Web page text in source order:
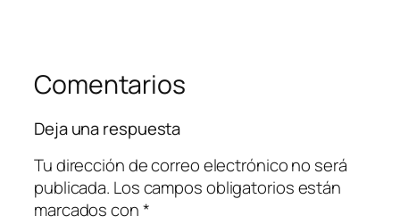
Comentarios
Deja una respuesta
Tu dirección de correo electrónico no será
publicada. Los campos obligatorios están
marcados con*